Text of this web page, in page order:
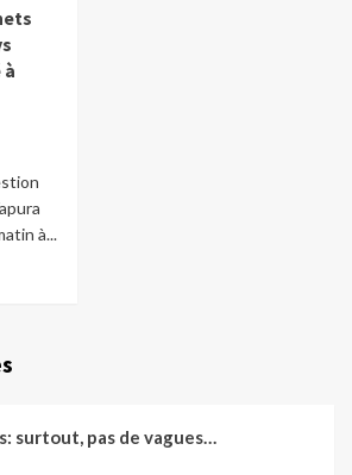
à...
surtout, pas de vagues…